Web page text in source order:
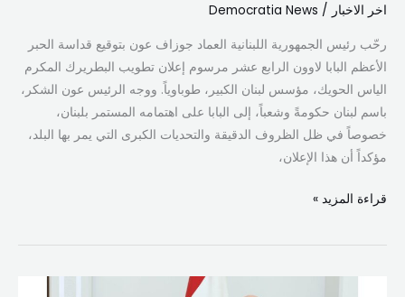
اخر الاخبار /
Democratia News
رحّب رئيس الجمهورية اللبنانية العماد جوزاف عون بتوقيع قداسة الحبر
الأعظم البابا لاوون الرابع عشر مرسوم إعلان تطويب البطريرك المكرم
الياس الحويك، مؤسس لبنان الكبير، طوباوياً. ووجه الرئيس عون الشكر،
باسم لبنان حكومةً وشعباً، إلى البابا على اهتمامه المستمر بلبنان،
خصوصاً في ظل الظروف الدقيقة والتحديات الكبرى التي يمر بها البلد،
مؤكداً أن هذا الإعلان،
قراءة المزيد »